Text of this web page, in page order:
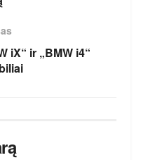
iX“ ir „BMW i4“